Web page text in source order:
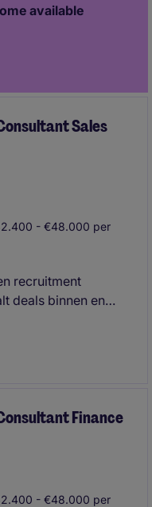
available
Sales
- €48.000 per
recruitment
deals binnen en
Finance
- €48.000 per